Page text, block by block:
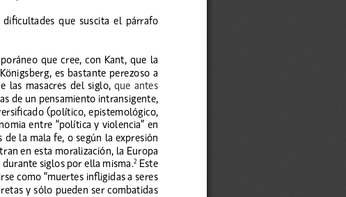
dificultades  que  suscita  el  párrafo
que cree, con Kant, que la
es bastante perezoso a
las  masacres  del  siglo, que  antes
de un pensamiento intransigente,
(político, epistemológico,
entre “política y violencia” en
la mala fe, o según la expresión
en esta moralización, la Europa
siglos por ella misma . 2 Este
como “muertes infligidas a seres
y sólo pueden ser combatidas